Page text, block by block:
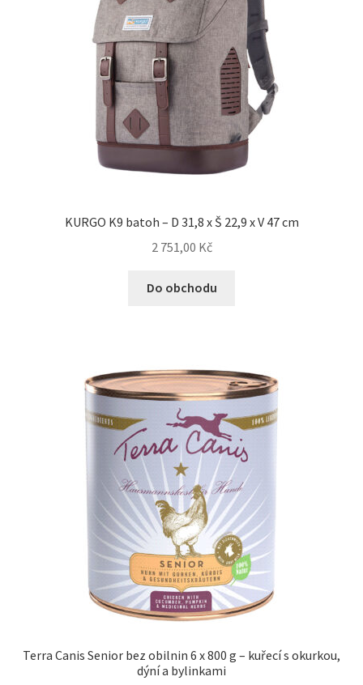
KURGO K9 batoh – D 31,8 x Š 22,9 x V 47 cm
2 751,00 Kč
Do obchodu
Terra Canis Senior bez obilnin 6 x 800 g – kuřecí s okurkou,
dýní a bylinkami